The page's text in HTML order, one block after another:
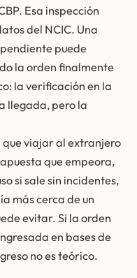
Esa inspección
del NCIC. Una
puede
la orden finalmente
la verificación en la
llegada, pero la
que viajar al extranjero
que empeora,
si sale sin incidentes,
más cerca de un
evitar. Si la orden
en bases de
no es teórico.